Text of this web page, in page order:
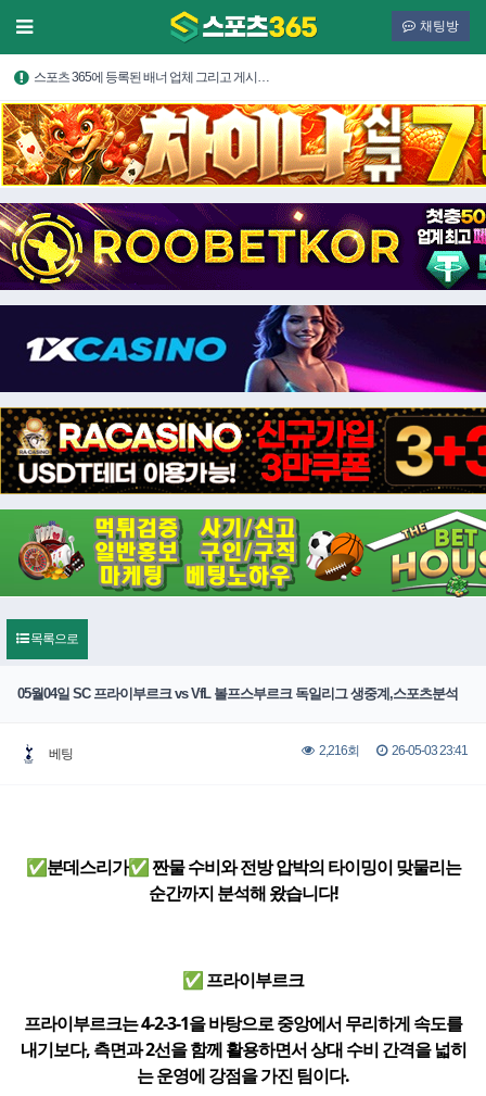
채팅방
스포츠 365에 등록된 배너 업체 그리고 게시…
목록으로
05월04일 SC 프라이부르크 vs VfL 볼프스부르크 독일리그 생중계,스포츠분석
베팅 2,216회 26-05-03 23:41
✅분데스리가✅ 짠물 수비와 전방 압박의 타이밍이 맞물리는
순간까지 분석해 왔습니다!
✅ 프라이부르크
프라이부르크는 4-2-3-1을 바탕으로 중앙에서 무리하게 속도를
내기보다, 측면과 2선을 함께 활용하면서 상대 수비 간격을 넓히
는 운영에 강점을 가진 팀이다.